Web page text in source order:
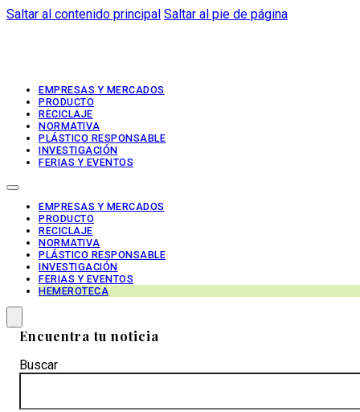
Saltar al contenido principal Saltar al pie de página
EMPRESAS Y MERCADOS
PRODUCTO
RECICLAJE
NORMATIVA
PLÁSTICO RESPONSABLE
INVESTIGACIÓN
FERIAS Y EVENTOS
EMPRESAS Y MERCADOS
PRODUCTO
RECICLAJE
NORMATIVA
PLÁSTICO RESPONSABLE
INVESTIGACIÓN
FERIAS Y EVENTOS
HEMEROTECA
Encuentra tu noticia
Buscar